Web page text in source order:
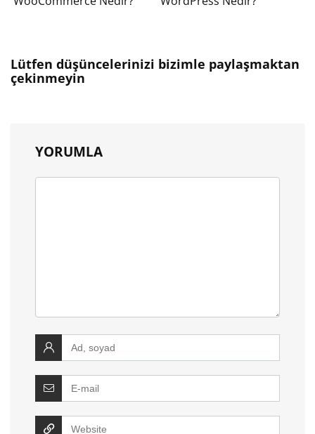
Lütfen düşüncelerinizi bizimle paylaşmaktan
çekinmeyin
YORUMLA